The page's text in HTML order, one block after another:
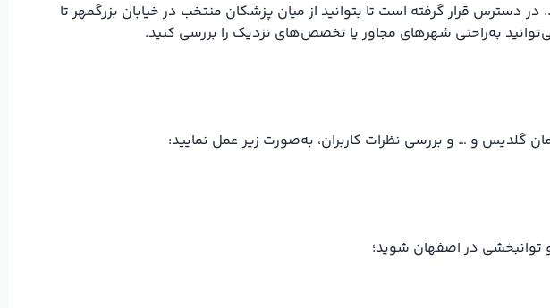
دسترس قرار گرفته است تا بتوانید از میان پزشکان منتخب در خیابان بزرگمهر تا
به‌راحتی شهرهای مجاور یا تخصص‌های نزدیک را بررسی کنید.
و … و بررسی نظرات کاربران، به‌صورت زیر عمل نمایید:
توانبخشی در اصفهان شوید؛